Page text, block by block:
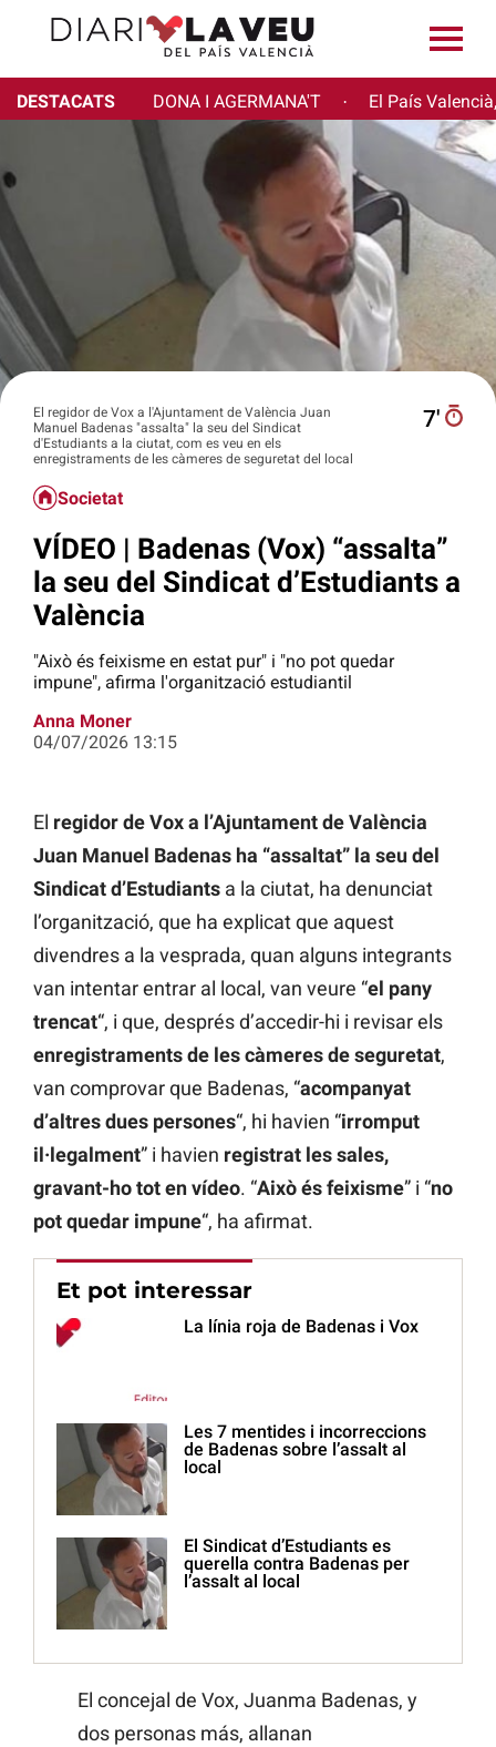
DESTACATS DONA I AGERMANA'T · El País
El regidor de Vox a l'Ajuntament de València Juan
Manuel Badenas "assalta" la seu del Sindicat
d'Estudiants a la ciutat, com es veu en els
enregistraments de les càmeres de seguretat del local
7′
Societat
VÍDEO | Badenas (Vox) “assalta”
la seu del Sindicat d’Estudiants a
València
"Això és feixisme en estat pur" i "no pot quedar
impune", afirma l'organització estudiantil
Anna Moner
04/07/2026 13:15
El regidor de Vox a l’Ajuntament de València
Juan Manuel Badenas ha “assaltat” la seu del
Sindicat d’Estudiants a la ciutat, ha denunciat
l’organització, que ha explicat que aquest
divendres a la vesprada, quan alguns integrants
van intentar entrar al local, van veure “el pany
trencat“, i que, després d’accedir-hi i revisar els
enregistraments de les càmeres de seguretat,
van comprovar que Badenas, “acompanyat
d’altres dues persones“, hi havien “irromput
il·legalment” i havien registrat les sales,
gravant-ho tot en vídeo. “Això és feixisme” i “no
pot quedar impune“, ha afirmat.
Et pot interessar
La línia roja de Badenas i Vox
Les 7 mentides i incorreccions
de Badenas sobre l’assalt al
local
El Sindicat d’Estudiants es
querella contra Badenas per
l’assalt al local
El concejal de Vox, Juanma Badenas, y
dos personas más, allanan